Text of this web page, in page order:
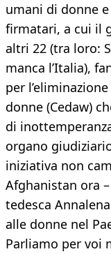
umani di donne
firmatari, a cui il
altri 22 (tra loro:
manca l’Italia),
per
donne (Cedaw)
di
organo
iniziativa non
Afghanistan ora
tedesca
alle donne nel
Parliamo per voi